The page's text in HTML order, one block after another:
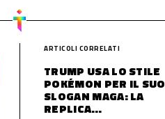
ARTICOLI CORRELATI
TRUMP USA LO STILE
POKÉMON PER IL SUO
SLOGAN MAGA: LA
REPLICA